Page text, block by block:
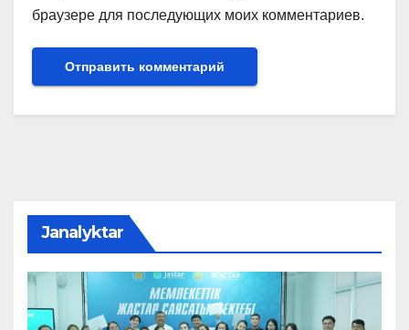
браузере для последующих моих комментариев.
Janalyktar